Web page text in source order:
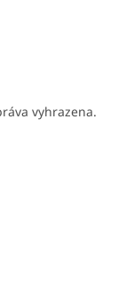
vyhrazena.